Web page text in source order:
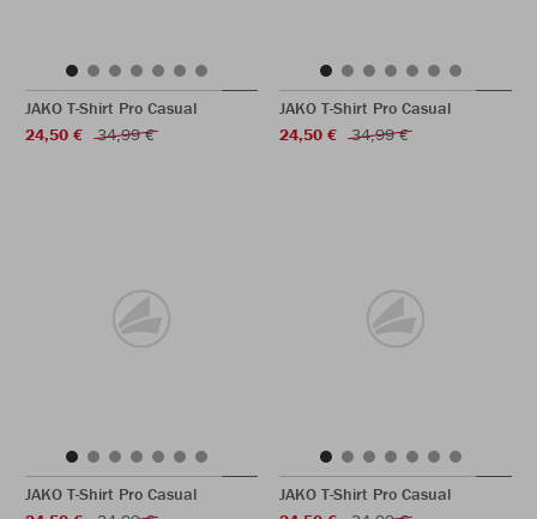
JAKO T-Shirt Pro Casual
24,50 €
34,99 €
JAKO T-Shirt Pro Casual
24,50 €
34,99 €
JAKO T-Shirt Pro Casual
JAKO T-Shirt Pro Casual